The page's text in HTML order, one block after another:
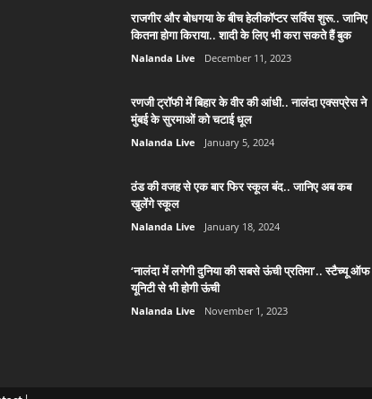
राजगीर और बोधगया के बीच हेलीकॉप्टर सर्विस शुरू.. जानिए
कितना होगा किराया.. शादी के लिए भी करा सकते हैं बुक
Nalanda Live December 11, 2023
रणजी ट्रॉफी में बिहार के वीर की आंधी.. नालंदा एक्सप्रेस ने
मुंबई के सुरमाओं को चटाई धूल
Nalanda Live January 5, 2024
ठंड की वजह से एक बार फिर स्कूल बंद.. जानिए अब कब
खुलेंगे स्कूल
Nalanda Live January 18, 2024
‘नालंदा में लगेगी दुनिया की सबसे ऊंची प्रतिमा’.. स्टैच्यू ऑफ
यूनिटी से भी होगी ऊंची
Nalanda Live November 1, 2023